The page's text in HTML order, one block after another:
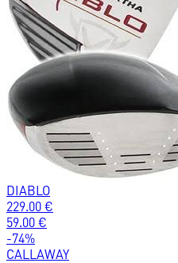
DIABLO
229.00 €
59.00 €
-74%
CALLAWAY